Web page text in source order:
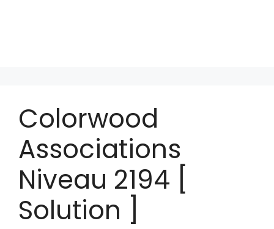
Colorwood
Associations
Niveau 2194 [
Solution ]